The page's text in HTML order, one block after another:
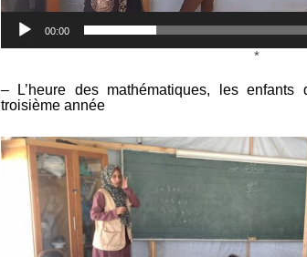
00:00
*
– L’heure des mathématiques, les
troisième année